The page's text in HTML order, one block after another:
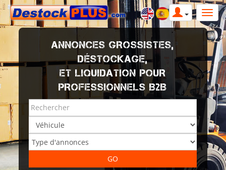
ANNONCES GROSSISTES,
DÉSTOCKAGE,
ET LIQUIDATION POUR
PROFESSIONNELS B2B